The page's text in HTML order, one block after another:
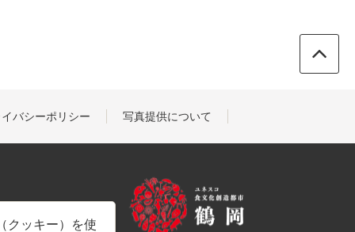
バシーポリシー 写真提供について
クッキー）を使